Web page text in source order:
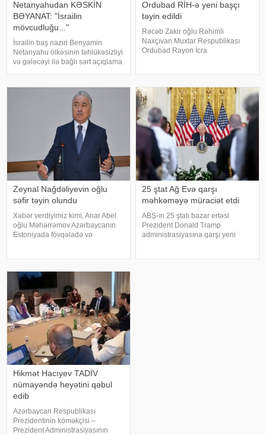
Netanyahudan KƏSKİN
BƏYANAT: "İsrailin
mövcudluğu..."
İsrailin baş naziri Benyamin
Netanyahu ölkəsinin təhlükəsizliyi
və gələcəyi ilə bağlı sərt açıqlama
suverenliyinin heç bir halda
güzəştə gedilməyəcək əsas prinsi
Ordubad RİH-ə yeni başçı
təyin edildi
Rəcəb Zakir oğlu Rəhimli
Naxçıvan Muxtar Respublikası
Ordubad Rayon İcra
Prezidenti İlham Əliyev Sərəncam
imzalayıb. Dövlət başçısını
Zeynal Nağdəliyevin oğlu
səfir təyin olundu
Xəbər verdiyimiz kimi, Anar Abel
oğlu Məhərrəmov Azərbaycanın
Estoniyada fövqəladə və
Nağdəliyev Azərbaycanın
Estoniyada fövqəlad
25 ştat Ağ Evə qarşı
məhkəməyə müraciət etdi
ABŞ-ın 25 ştatı bazar ertəsi
Prezident Donald Tramp
administrasiyasına qarşı yeni
Hikmət Hacıyev TADİV
nümayəndə heyətini qəbul
edib
Azərbaycan Respublikası
Prezidentinin köməkçisi –
Prezident Administrasiyasının